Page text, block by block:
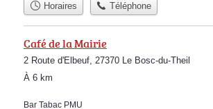
Horaires Téléphone
Café de la Mairie
2 Route d'Elbeuf, 27370 Le Bosc-du-Theil
À 6 km
Bar Tabac PMU